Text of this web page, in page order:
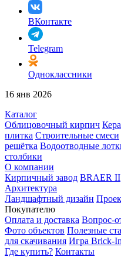
ВКонтакте
Telegram
Одноклассники
16 янв 2026
Каталог
Облицовочный кирпич
плитка Строительные смеси
решётка Водоотводные
столбики
О компании
Кирпичный завод BRAER II
Архитектура
Ландшафтный дизайн
Покупателю
Оплата и доставка Вопрос-
Фото объектов Полезные
для скачивания Игра Brick-
Где купить? Контакты